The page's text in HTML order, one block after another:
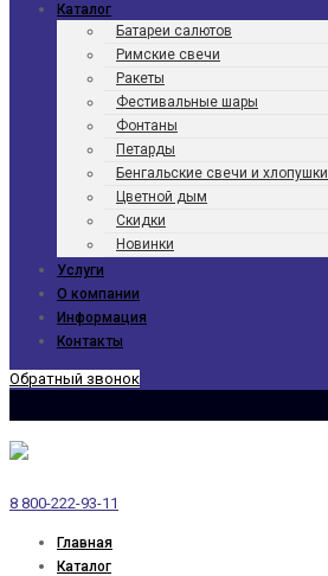
Каталог
Батареи салютов
Римские свечи
Ракеты
Фести­валь­ные шары
Фонтаны
Петарды
Бенгаль­ские свечи и хлопушки
Цветной дым
Скидки
Новинки
Услуги
О компании
Информация
Контакты
Обратный звонок
8 800-222-93-11
Главная
Каталог